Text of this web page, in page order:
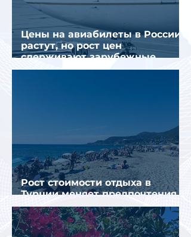
Цены на авиабилеты в России
растут, но рост цен
сдерживают зарубежные
конкуренты
Рост стоимости отдыха в
Турции меняет предпочтения
туристов